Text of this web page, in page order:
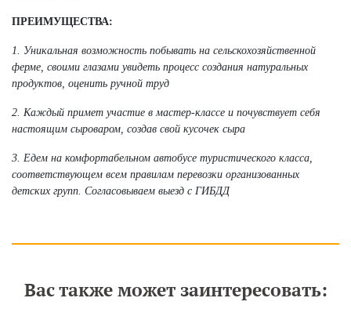
ПРЕИМУЩЕСТВА:
1. Уникальная возможность побывать на сельскохозяйственной
ферме, своими глазами увидеть процесс создания натуральных
продуктов, оценить ручной труд
2. Каждый примет участие в мастер-классе и почувствует себя
настоящим сыроваром, создав свой кусочек сыра
3. Едем на комфортабельном автобусе туристического класса,
соответствующем всем правилам перевозки организованных
детских групп. Согласовываем выезд с ГИБДД
Вас также может заинтересовать: